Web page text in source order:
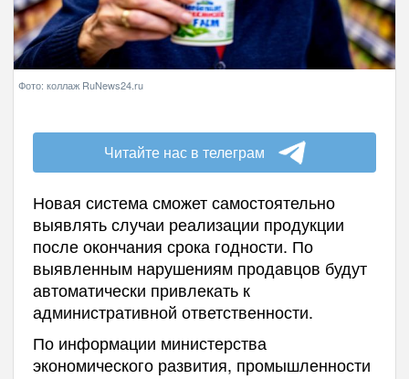
Фото: коллаж RuNews24.ru
Читайте нас в телеграм
Новая система сможет самостоятельно
выявлять случаи реализации продукции
после окончания срока годности. По
выявленным нарушениям продавцов будут
автоматически привлекать к
административной ответственности.
По информации министерства
экономического развития, промышленности